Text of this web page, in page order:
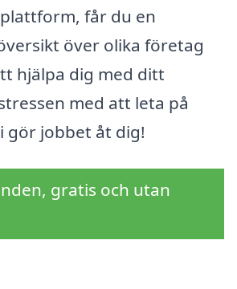
får du en
över olika företag
hjälpa dig med ditt
med att leta på
gör jobbet åt dig!
gratis och utan